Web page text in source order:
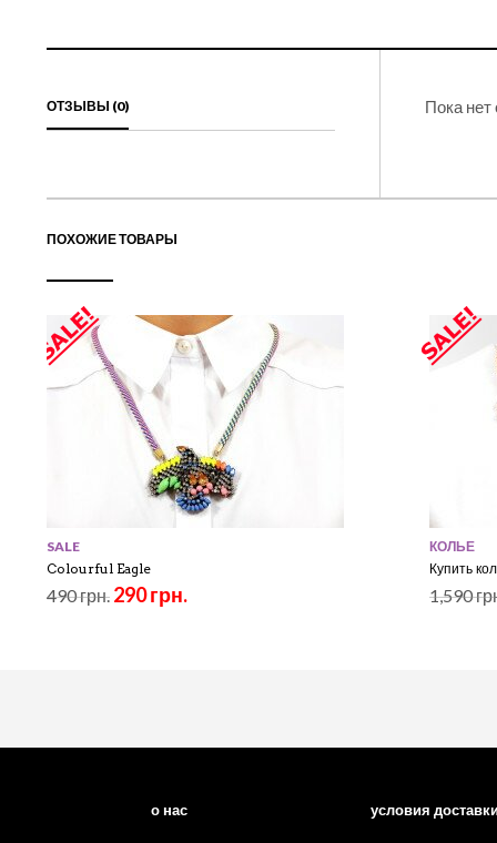
ОТЗЫВЫ (0) Пока
ПОХОЖИЕ ТОВАРЫ
SALE
Colourful Eagle
490 грн. 290 грн.
КОЛЬЕ
Купить
1,590
о нас условия